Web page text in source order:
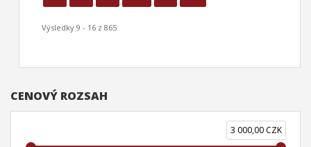
CENOVÝ ROZSAH
3 000,00 CZK
Výsledky 9 - 16 z 865